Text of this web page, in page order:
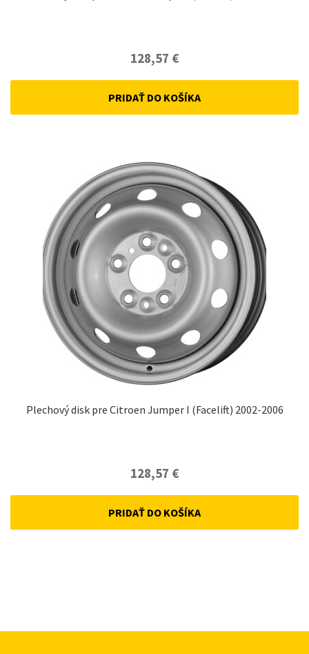
128,57 €
PRIDAŤ DO KOŠÍKA
Plechový disk pre Citroen Jumper I (Facelift) 2002-2006
128,57 €
PRIDAŤ DO KOŠÍKA